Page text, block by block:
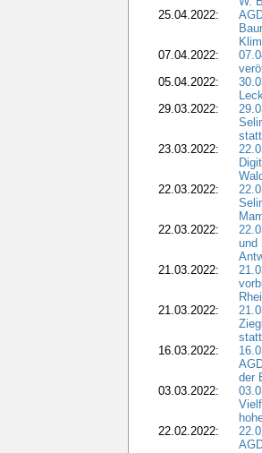
25.04.2022:
07.04.2022:
05.04.2022:
29.03.2022:
23.03.2022:
22.03.2022:
22.03.2022:
und
21.03.2022:
21.03.2022:
16.03.2022:
der
03.03.2022:
22.02.2022: